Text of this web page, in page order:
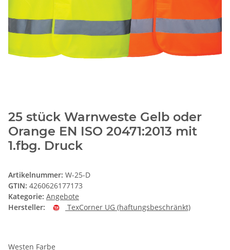
25 stück Warnweste Gelb oder
Orange EN ISO 20471:2013 mit
1.fbg. Druck
Artikelnummer: W-25-D
GTIN: 4260626177173
Kategorie: Angebote
Hersteller:
TexCorner UG (haftungsbeschränkt)
Westen Farbe